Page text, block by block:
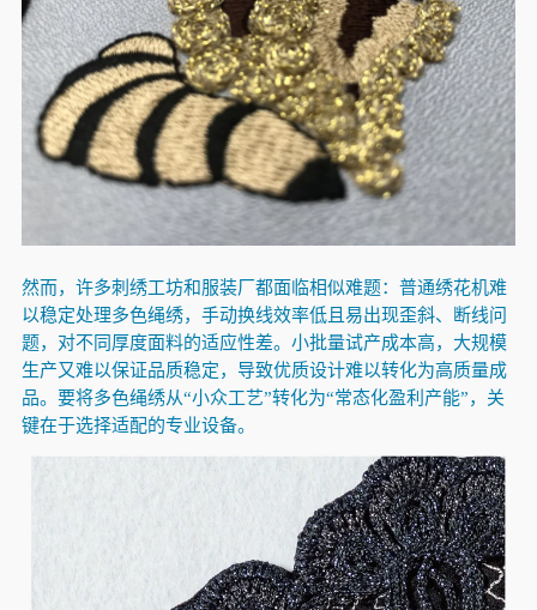
然而，许多刺绣工坊和服装厂都面临相似难题：普通绣花机难
以稳定处理多色绳绣，手动换线效率低且易出现歪斜、断线问
题，对不同厚度面料的适应性差。小批量试产成本高，大规模
生产又难以保证品质稳定，导致优质设计难以转化为高质量成
品。要将多色绳绣从“小众工艺”转化为“常态化盈利产能”，关
键在于选择适配的专业设备。